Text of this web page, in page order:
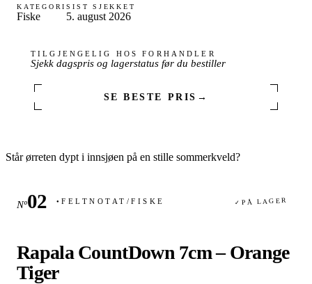
KATEGORI
Fiske
SIST SJEKKET
5. august 2026
TILGJENGELIG HOS FORHANDLER
Sjekk dagspris og lagerstatus før du bestiller
SE BESTE PRIS →
Står ørreten dypt i innsjøen på en stille sommerkveld?
Nº ● FELTNOTAT /FISKE ✓ PÅ LAGER
Rapala CountDown 7cm – Orange
Tiger